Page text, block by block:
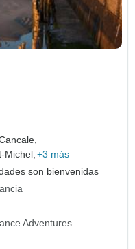
Michel, +3 más
son bienvenidas
Adventures